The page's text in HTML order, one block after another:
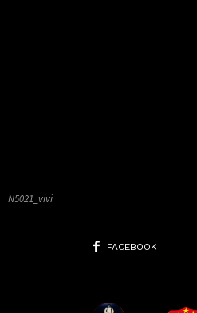
N5021_vivi
FACEBOOK